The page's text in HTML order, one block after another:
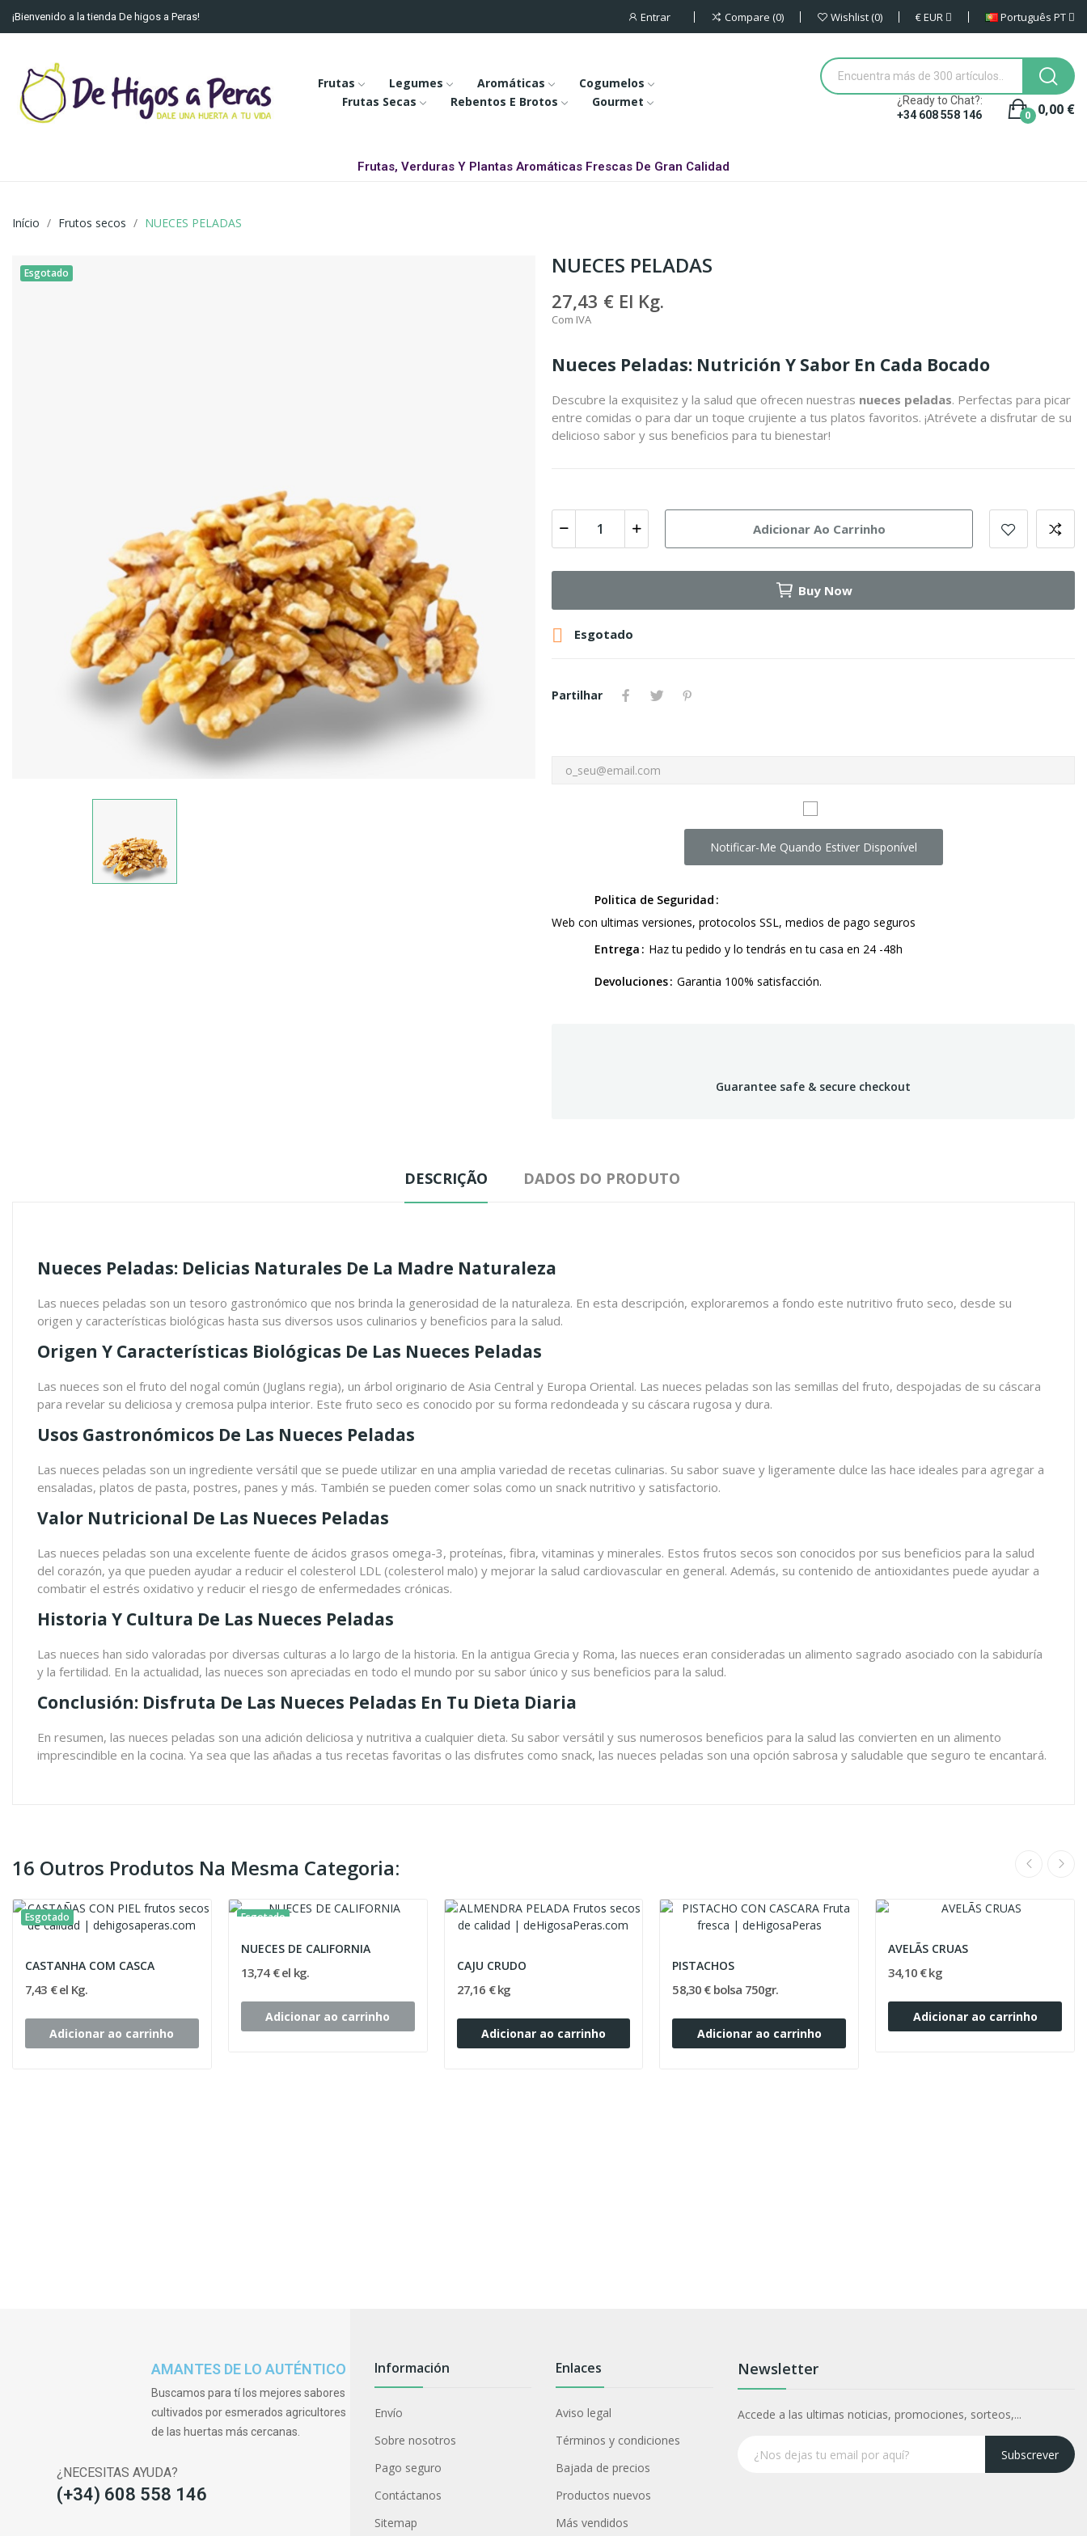
¡Bienvenido a la tienda De higos a Peras! Entrar Compare 0 Wishlist 0 €EUR Português PT
Frutas Legumes Aromáticas
Cogumelos
Frutas Secas
Rebentos E Brotos Gourmet
¿Ready to Chat?:
+34 608 558 146
0,00 €
0
Frutas, Verduras Y Plantas Aromáticas Frescas De Gran Calidad
Início Frutos secos NUECES PELADAS
Esgotado NUECES PELADAS
27,43 € El Kg.
Com IVA
Nueces Peladas: Nutrición Y Sabor En Cada Bocado
Descubre la exquisitez y la salud que ofrecen nuestras nueces peladas. Perfectas para picar
entre comidas o para dar un toque crujiente a tus platos favoritos. ¡Atrévete a disfrutar de su
delicioso sabor y sus beneficios para tu bienestar!
Adicionar Ao Carrinho
Buy Now
 Esgotado
Partilhar
Notificar-Me Quando Estiver Disponível
Politica de Seguridad
Web con ultimas versiones, protocolos SSL, medios de pago seguros
Entrega
Haz tu pedido y lo tendrás en tu casa en 24 -48h
Devoluciones Garantia 100% satisfacción.
Guarantee safe & secure checkout
DESCRIÇÃO DADOS DO PRODUTO
Nueces Peladas: Delicias Naturales De La Madre Naturaleza
Las nueces peladas son un tesoro gastronómico que nos brinda la generosidad de la naturaleza. En esta descripción, exploraremos a fondo este nutritivo fruto seco, desde su
origen y características biológicas hasta sus diversos usos culinarios y beneficios para la salud.
Origen Y Características Biológicas De Las Nueces Peladas
Las nueces son el fruto del nogal común (Juglans regia), un árbol originario de Asia Central y Europa Oriental. Las nueces peladas son las semillas del fruto, despojadas de su cáscara
para revelar su deliciosa y cremosa pulpa interior. Este fruto seco es conocido por su forma redondeada y su cáscara rugosa y dura.
Usos Gastronómicos De Las Nueces Peladas
Las nueces peladas son un ingrediente versátil que se puede utilizar en una amplia variedad de recetas culinarias. Su sabor suave y ligeramente dulce las hace ideales para agregar a
ensaladas, platos de pasta, postres, panes y más. También se pueden comer solas como un snack nutritivo y satisfactorio.
Valor Nutricional De Las Nueces Peladas
Las nueces peladas son una excelente fuente de ácidos grasos omega-3, proteínas, fibra, vitaminas y minerales. Estos frutos secos son conocidos por sus beneficios para la salud
del corazón, ya que pueden ayudar a reducir el colesterol LDL (colesterol malo) y mejorar la salud cardiovascular en general. Además, su contenido de antioxidantes puede ayudar a
combatir el estrés oxidativo y reducir el riesgo de enfermedades crónicas.
Historia Y Cultura De Las Nueces Peladas
Las nueces han sido valoradas por diversas culturas a lo largo de la historia. En la antigua Grecia y Roma, las nueces eran consideradas un alimento sagrado asociado con la sabiduría
y la fertilidad. En la actualidad, las nueces son apreciadas en todo el mundo por su sabor único y sus beneficios para la salud.
Conclusión: Disfruta De Las Nueces Peladas En Tu Dieta Diaria
En resumen, las nueces peladas son una adición deliciosa y nutritiva a cualquier dieta. Su sabor versátil y sus numerosos beneficios para la salud las convierten en un alimento
imprescindible en la cocina. Ya sea que las añadas a tus recetas favoritas o las disfrutes como snack, las nueces peladas son una opción sabrosa y saludable que seguro te encantará.
16 Outros Produtos Na Mesma Categoria:
Esgotado
CASTANHA COM CASCA
7,43 € el Kg.
Adicionar ao carrinho
Esgotado
NUECES DE CALIFORNIA
13,74 € el kg.
Adicionar ao carrinho
CAJU CRUDO
27,16 € kg
Adicionar ao carrinho
PISTACHOS
58,30 € bolsa 750gr.
Adicionar ao carrinho
AVELÃS CRUAS
34,10 € kg
Adicionar ao carrinho
AMANTES DE LO AUTÉNTICO
Buscamos para tí los mejores sabores
cultivados por esmerados agricultores
de las huertas más cercanas.
¿NECESITAS AYUDA?
(+34) 608 558 146
Información
Envío
Sobre nosotros
Pago seguro
Contáctanos
Sitemap
Enlaces
Aviso legal
Términos y condiciones
Bajada de precios
Productos nuevos
Más vendidos
Newsletter
Accede a las ultimas noticias, promociones, sorteos,...
Subscrever